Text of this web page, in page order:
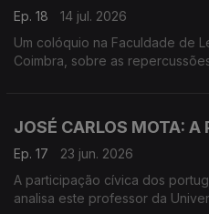
Ep. 18
14 jul. 2026
Um colóquio na Faculdade de
Coimbra, sobre as
JOSÉ CARLOS MOTA: A
Ep. 17
23 jun. 2026
A participação cívica dos
analisa este professor da